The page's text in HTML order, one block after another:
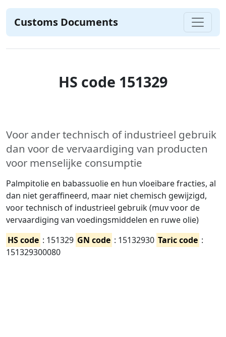
Customs Documents
HS code 151329
Voor ander technisch of industrieel gebruik
dan voor de vervaardiging van producten
voor menselijke consumptie
Palmpitolie en babassuolie en hun vloeibare fracties, al
dan niet geraffineerd, maar niet chemisch gewijzigd,
voor technisch of industrieel gebruik (muv voor de
vervaardiging van voedingsmiddelen en ruwe olie)
HS code : 151329 GN code : 15132930 Taric code :
151329300080